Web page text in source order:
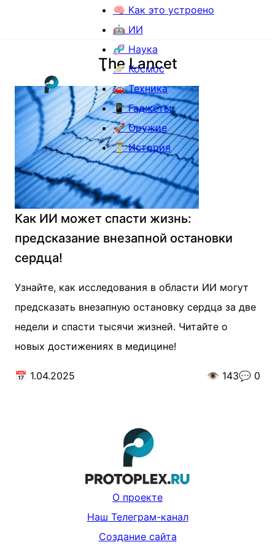
🧠 Как это устроено
🤖 ИИ
🧬 Наука
🪐 Космос
🚗 Техника
📱 Гаджеты
🚀 Оружие
⏳ История
The Lancet
Как ИИ может спасти жизнь:
предсказание внезапной остановки
сердца!
Узнайте, как исследования в области ИИ могут
предсказать внезапную остановку сердца за две
недели и спасти тысячи жизней. Читайте о
новых достижениях в медицине!
📅 1.04.2025 👁️ 143💬 0
О проекте
Наш Телеграм-канал
Создание сайта